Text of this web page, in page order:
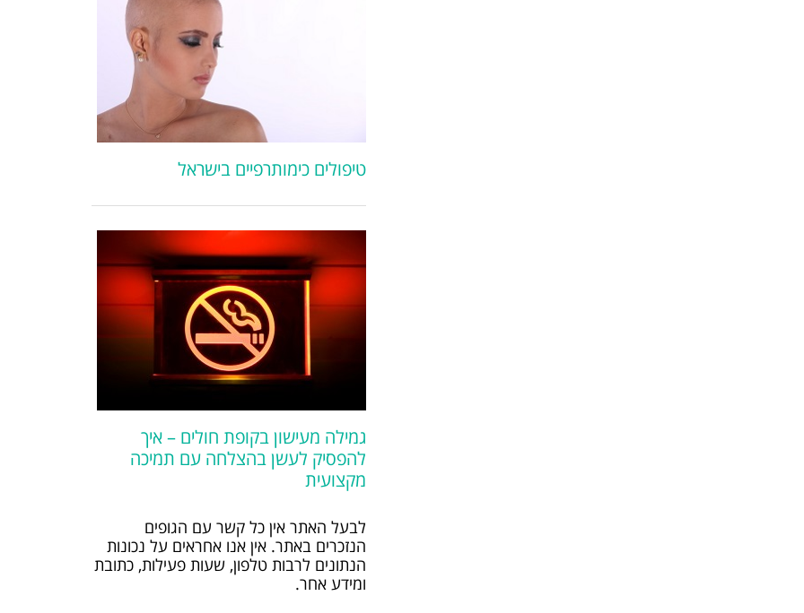
טיפולים כימותרפיים בישראל
גמילה מעישון בקופת חולים – איך
להפסיק לעשן בהצלחה עם תמיכה
מקצועית
לבעל האתר אין כל קשר עם הגופים
הנזכרים באתר. אין אנו אחראים על נכונות
הנתונים לרבות טלפון, שעות פעילות, כתובת
ומידע אחר.